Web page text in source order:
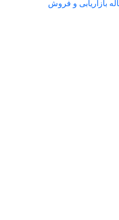
بازاریابی و فروش